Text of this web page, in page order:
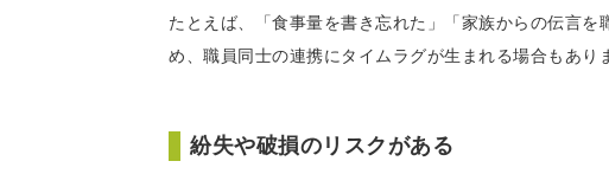
たとえば、「食事量を書き忘れた」「家族からの伝言
め、職員同士の連携にタイムラグが生まれる場合もあり
紛失や破損のリスクがある